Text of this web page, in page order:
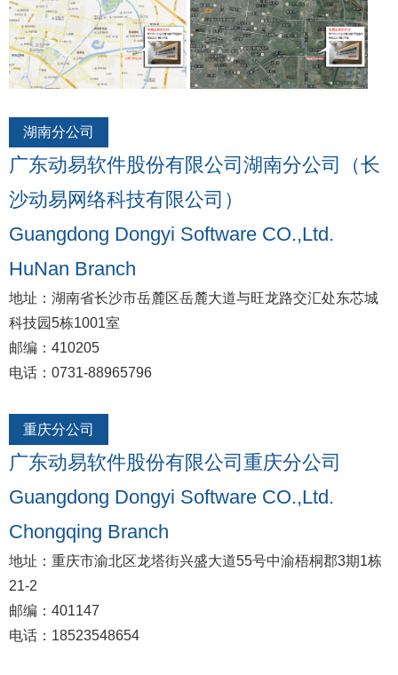
湖南分公司
广东动易软件股份有限公司湖南分公司（长
沙动易网络科技有限公司）
Guangdong Dongyi Software CO.,Ltd.
HuNan Branch
地址：湖南省长沙市岳麓区岳麓大道与旺龙路交汇处东芯城
科技园5栋1001室
邮编：410205
电话：0731-88965796
重庆分公司
广东动易软件股份有限公司重庆分公司
Guangdong Dongyi Software CO.,Ltd.
Chongqing Branch
地址：重庆市渝北区龙塔街兴盛大道55号中渝梧桐郡3期1栋
21-2
邮编：401147
电话：18523548654